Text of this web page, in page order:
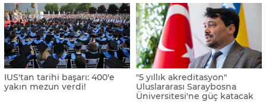
IUS'tan tarihi başarı: 400'e
yakın mezun verdi!
"5 yıllık akreditasyon"
Uluslararası Saraybosna
Üniversitesi'ne güç katacak